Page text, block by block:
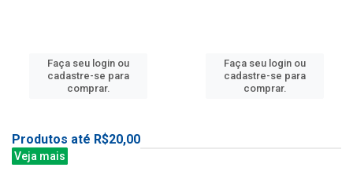
Faça seu login ou
cadastre-se para
comprar.
Faça seu login ou
cadastre-se para
comprar.
Produtos até R$20,00
Veja mais